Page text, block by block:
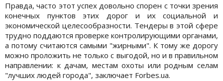
Правда, часто этот успех довольно спорен с точки зрения
конечных пунктов этих дорог и их социальной и
экономической целесообразности. Тендеры в этой сфере
трудно поддаются проверке контролирующими органами,
а потому считаются самыми "жирными". К тому же дорогу
можно проложить не только с выгодой, но и в правильном
направлении: к дачам, местам охоты или родным селам
"лучших людей города", заключает Forbes.ua.